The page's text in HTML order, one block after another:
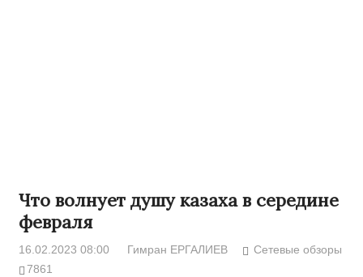
Что волнует душу казаха в середине
февраля
16.02.2023 08:00 Гимран ЕРГАЛИЕВ
Сетевые обзоры
7861